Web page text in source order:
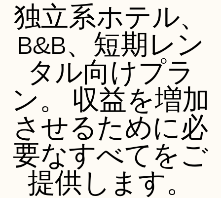
独立系ホテル、
B&B、短期レン
タル向けプラ
ン。 収益を増加
させるために必
要なすべてをご
提供します。